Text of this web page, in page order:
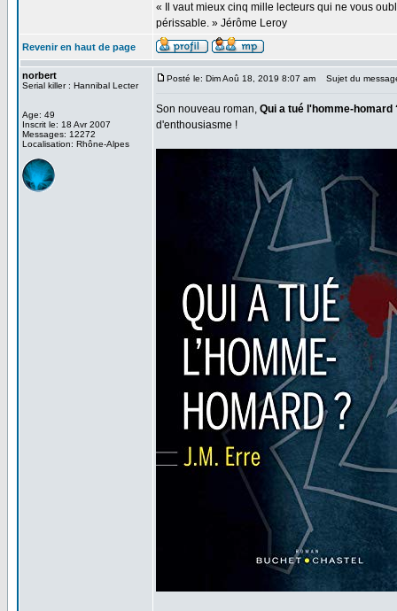
« Il vaut mieux cinq mille lecteurs qui ne vous
périssable. » Jérôme Leroy
Revenir en haut de page
norbert
Serial killer : Hannibal Lecter
Age: 49
Inscrit le: 18 Avr 2007
Messages: 12272
Localisation: Rhône-Alpes
Posté le: Dim Aoû 18, 2019 8:07 am Sujet du
Son nouveau roman, Qui a tué l'homme-homard
d'enthousiasme !